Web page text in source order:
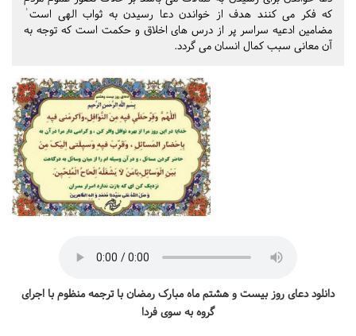
که فکر می کنند هدف از خواندن دعا رسیدن به ثواب الهی است ٰ
مضامین ادعیه سراسر پر از درس های اخلاق و حکمت است که توجه به
آن معانی سبب کمال انسان می گردد.
دانلود دعای روز بیست و هشتم ماه مبارک رمضان با ترجمه منظوم با اجرای
گروه به سوی فردا